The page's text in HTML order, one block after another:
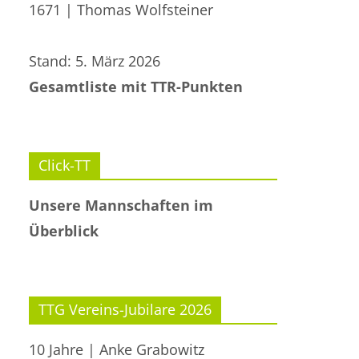
1671 | Thomas Wolfsteiner
Stand: 5. März 2026
Gesamtliste mit TTR-Punkten
Click-TT
Unsere Mannschaften im
Überblick
TTG Vereins-Jubilare 2026
10 Jahre | Anke Grabowitz